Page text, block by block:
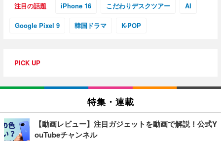
注目の話題 iPhone 16 こだわりデスクツアー AI
Google Pixel 9 韓国ドラマ K-POP
PICK UP
特集・連載
【動画レビュー】注目ガジェットを動画で解説！公式Y
ouTubeチャンネル